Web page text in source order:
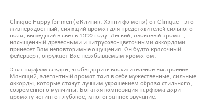
Clinique Happy for men («Клиник. Хэппи фо мен») от Clinique – это
жизнерадостный, сияющий аромат для представителей сильного
пола, вышедший в свет в 1999 году. Легкий, озоновый аромат,
насыщенный древесными и цитрусово-цветочными аккордами
принесет Вам неповторимые ощущения. Он будто красочный
фейерверк, окружает Вас незабываемым ароматом.
Этот парфюм создан, чтобы дарить восхитительное настроение.
Манящий, элегантный аромат таит в себе мужественные, сильные
аккорды, которые станут лучшим украшением образа стильного,
современного мужчины. Богатая композиция парфюма дарит
аромату истинно глубокое, многогранное звучание.